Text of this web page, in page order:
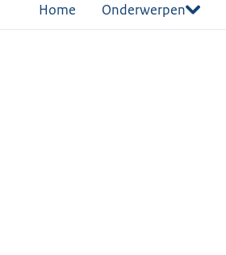
Home Onderwerpen